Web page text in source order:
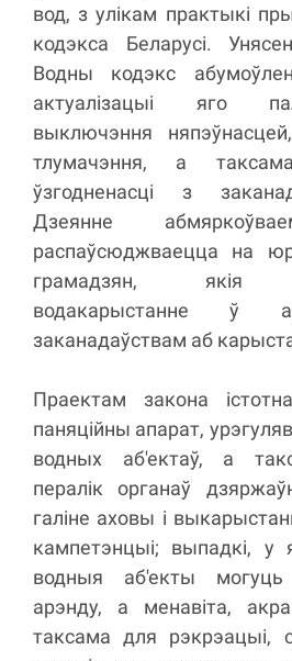
вод, з улікам практыкі
кодэкса Беларусі.
Водны кодэкс
актуалізацыі яго
выключэння
тлумачэння, а
ўзгодненасці з
Дзеянне
распаўсюджваецца на
грамадзян, якія
водакарыстанне ў
заканадаўствам аб
Праектам закона
паняційны апарат,
водных аб'ектаў, а
пералік органаў
галіне аховы і
кампетэнцыі; выпадкі, у
водныя аб'екты
арэнду, а менавіта,
таксама для рэкрэацыі,